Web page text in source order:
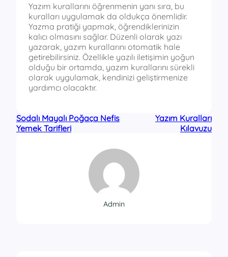
Yazım kurallarını öğrenmenin yanı sıra, bu
kuralları uygulamak da oldukça önemlidir.
Yazma pratiği yapmak, öğrendiklerinizin
kalıcı olmasını sağlar. Düzenli olarak yazı
yazarak, yazım kurallarını otomatik hale
getirebilirsiniz. Özellikle yazılı iletişimin yoğun
olduğu bir ortamda, yazım kurallarını sürekli
olarak uygulamak, kendinizi geliştirmenize
yardımcı olacaktır.
Sodalı Mayalı Poğaça Nefis
Yemek Tarifleri
Yazım Kuralları
Kılavuzu
Admin